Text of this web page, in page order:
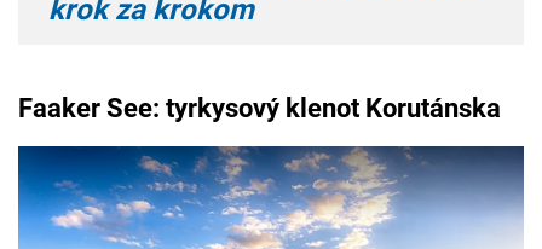
krok za krokom
Faaker See: tyrkysový klenot Korutánska